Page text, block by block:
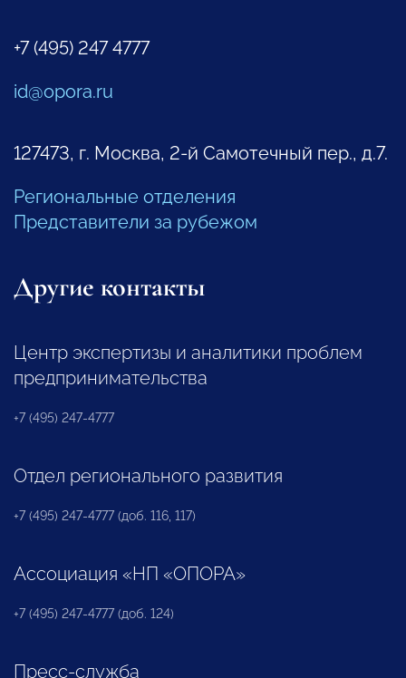
+7 (495) 247 4777
id@opora.ru
127473, г. Москва, 2-й Самотечный пер., д.7.
Региональные отделения
Представители за рубежом
Другие контакты
Центр экспертизы и аналитики проблем
предпринимательства
+7 (495) 247-4777
Отдел регионального развития
+7 (495) 247-4777 (доб. 116, 117)
Ассоциация «НП «ОПОРА»
+7 (495) 247-4777 (доб. 124)
Пресс-служба